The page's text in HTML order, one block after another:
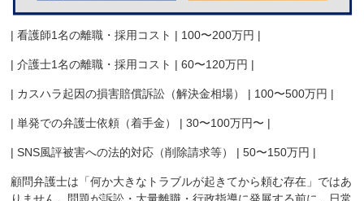
| 看護師1名の離職・採用コスト | 100〜200万円 |
| 介護士1名の離職・採用コスト | 60〜120万円 |
| カスハラ起因の損害賠償訴訟（解決金相場） | 100〜500万円 |
| 単発での弁護士依頼（着手金） | 30〜100万円〜 |
| SNS風評被害への法的対応（削除請求等） | 50〜150万円 |
顧問弁護士は「何か大きなトラブルが起きてから頼む存在」ではあ